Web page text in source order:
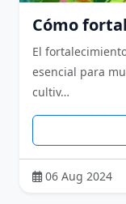
Cómo
El
esencial para
cultiv…
06 Aug 2024